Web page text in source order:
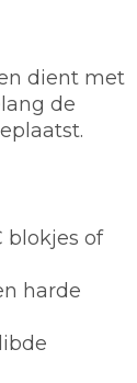
dient met
de
blokjes of
harde